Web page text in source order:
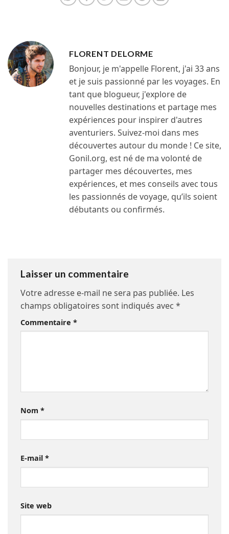
FLORENT DELORME
Bonjour, je m'appelle Florent, j'ai 33 ans
et je suis passionné par les voyages. En
tant que blogueur, j'explore de
nouvelles destinations et partage mes
expériences pour inspirer d'autres
aventuriers. Suivez-moi dans mes
découvertes autour du monde ! Ce site,
Gonil.org, est né de ma volonté de
partager mes découvertes, mes
expériences, et mes conseils avec tous
les passionnés de voyage, qu’ils soient
débutants ou confirmés.
Laisser un commentaire
Votre adresse e-mail ne sera pas publiée. Les
champs obligatoires sont indiqués avec *
Commentaire *
Nom *
E-mail *
Site web